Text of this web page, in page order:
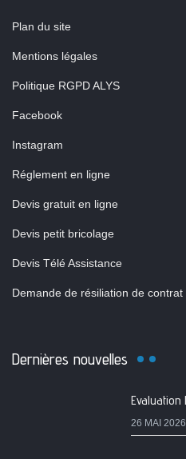
Plan du site
Mentions légales
Politique RGPD ALYS
Facebook
Instagram
Réglement en ligne
Devis gratuit en ligne
Devis petit bricolage
Devis Télé Assistance
Demande de résiliation de contrat
Dernières nouvelles
26 MAI 2026